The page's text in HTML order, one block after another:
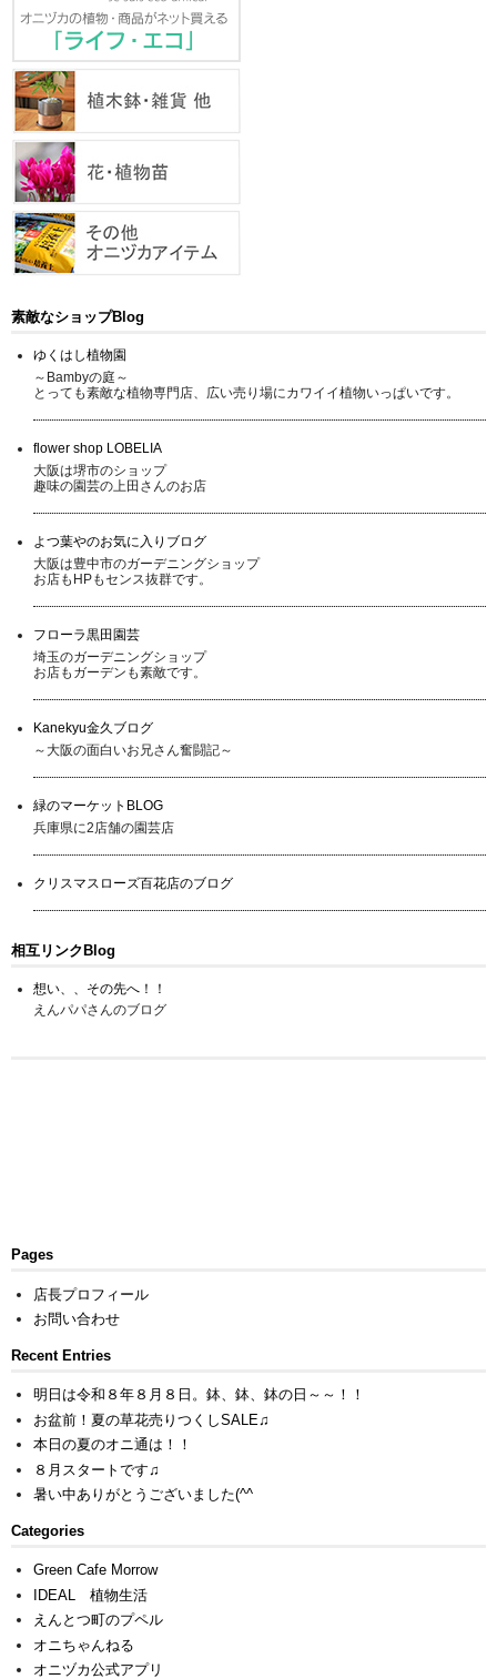
素敵なショップBlog
ゆくはし植物園
～Bambyの庭～
とっても素敵な植物専門店、広い売り場にカワイイ植物いっぱいです。
flower shop LOBELIA
大阪は堺市のショップ
趣味の園芸の上田さんのお店
よつ葉やのお気に入りブログ
大阪は豊中市のガーデニングショップ
お店もHPもセンス抜群です。
フローラ黒田園芸
埼玉のガーデニングショップ
お店もガーデンも素敵です。
Kanekyu金久ブログ
～大阪の面白いお兄さん奮闘記～
緑のマーケットBLOG
兵庫県に2店舗の園芸店
クリスマスローズ百花店のブログ
相互リンクBlog
想い、、その先へ！！
えんパパさんのブログ
Pages
店長プロフィール
お問い合わせ
Recent Entries
明日は令和８年８月８日。鉢、鉢、鉢の日～～！！
お盆前！夏の草花売りつくしSALE♫
本日の夏のオニ通は！！
８月スタートです♫
暑い中ありがとうございました(^^ゞ
Categories
Green Cafe Morrow
IDEAL 植物生活
えんとつ町のプペル
オニちゃんねる
オニヅカ公式アプリ